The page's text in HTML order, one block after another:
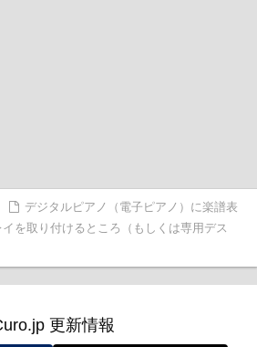
デジタルピアノ（電子ピアノ）に楽譜表
を取り付けるところ（もしくは専用デス
更新情報